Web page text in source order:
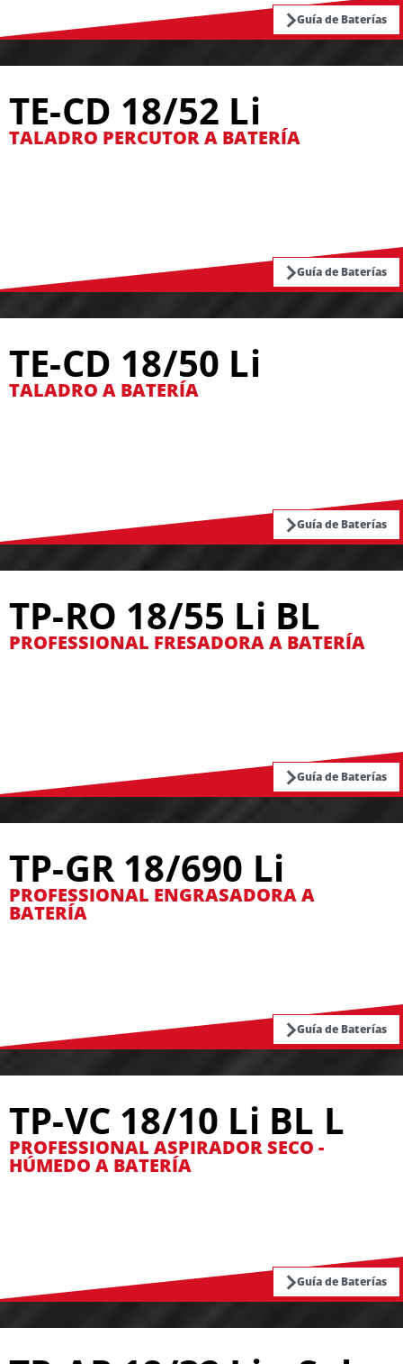
Guía de Baterías
TE-CD 18/52 Li
TALADRO PERCUTOR A BATERÍA
Guía de Baterías
TE-CD 18/50 Li
TALADRO A BATERÍA
Guía de Baterías
TP-RO 18/55 Li BL
PROFESSIONAL FRESADORA A BATERÍA
Guía de Baterías
TP-GR 18/690 Li
PROFESSIONAL ENGRASADORA A
BATERÍA
Guía de Baterías
TP-VC 18/10 Li BL L
PROFESSIONAL ASPIRADOR SECO -
HÚMEDO A BATERÍA
Guía de Baterías